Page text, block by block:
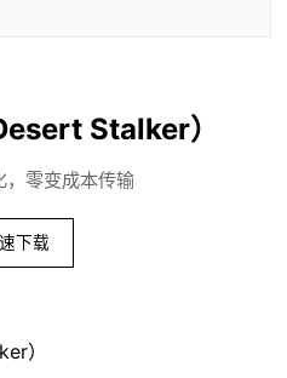
Stalker）
，零变成本传输
下载